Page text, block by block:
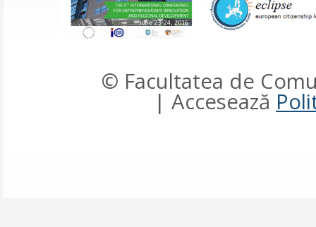
© Facultatea de
| Accesează